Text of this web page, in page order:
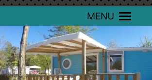
MENU